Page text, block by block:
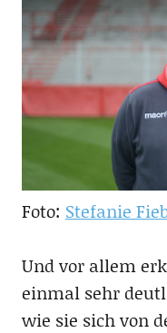
Foto: Stefanie
Und vor allem
einmal sehr
wie sie sich von